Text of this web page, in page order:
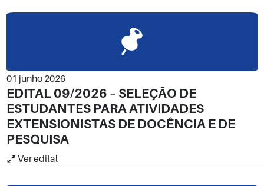
01 junho 2026
EDITAL 09/2026 – SELEÇÃO DE
ESTUDANTES PARA ATIVIDADES
EXTENSIONISTAS DE DOCÊNCIA E DE
PESQUISA
Ver edital